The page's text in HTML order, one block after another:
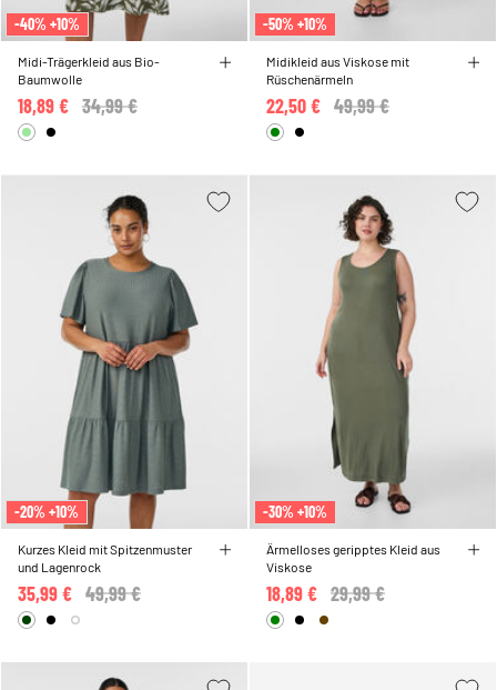
-40% +10%
Midi-Trägerkleid aus Bio-
Baumwolle
Price reduced from
34,99 €
18,89 €
-50% +10%
Midikleid aus Viskose mit
Rüschenärmeln
Price reduced from
49,99 €
22,50 €
-20% +10%
Kurzes Kleid mit Spitzenmuster
und Lagenrock
Price reduced from
49,99 €
35,99 €
-30% +10%
Ärmelloses geripptes Kleid aus
Viskose
Price reduced from
29,99 €
18,89 €